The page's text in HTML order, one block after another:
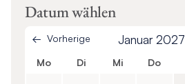
Datum wählen
Vorherige Januar 2027
Mo Di Mi Do